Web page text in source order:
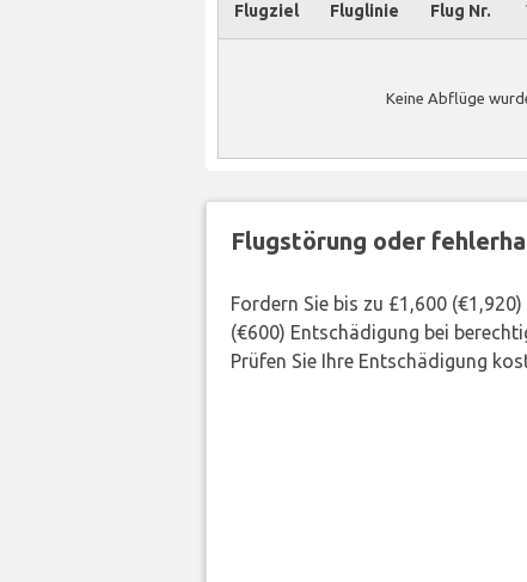
Flugziel Fluglinie Flug Nr.
Keine Abflüge
Flugstörung oder
Fordern Sie bis zu £1,600
(€600) Entschädigung bei
Prüfen Sie Ihre Entschädigung